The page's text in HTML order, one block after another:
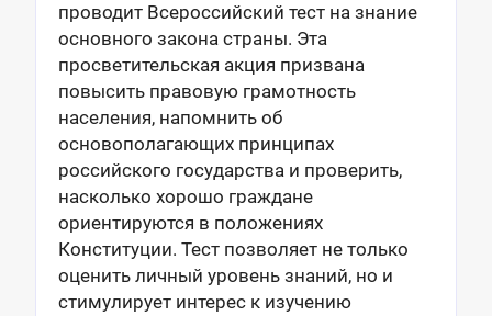
проводит Всероссийский тест на знание
основного закона страны. Эта
просветительская акция призвана
повысить правовую грамотность
населения, напомнить об
основополагающих принципах
российского государства и проверить,
насколько хорошо граждане
ориентируются в положениях
Конституции. Тест позволяет не только
оценить личный уровень знаний, но и
стимулирует интерес к изучению